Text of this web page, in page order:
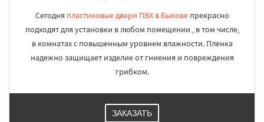
Сегодня пластиковые двери ПВХ в Быковепрекрасно
подходят для установки в любом помещении , в том числе,
в комнатах с повышенным уровнем влажности. Пленка
надежно защищает изделие от гниения и повреждения
грибком.
ЗАКАЗАТЬ